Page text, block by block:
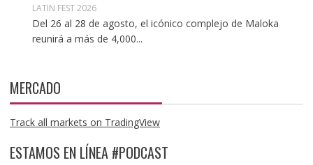
LATIN FEST 2026
Del 26 al 28 de agosto, el icónico complejo de Maloka
reunirá a más de 4,000...
MERCADO
Track all markets on TradingView
ESTAMOS EN LÍNEA #PODCAST